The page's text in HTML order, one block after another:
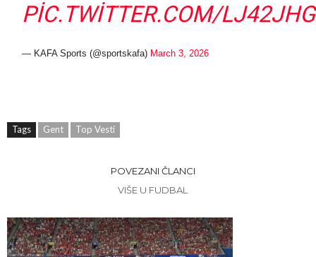
PIC.TWITTER.COM/
— KAFA Sports (@sportskafa) March 3, 2026
Tags Gent Top Vesti
POVEZANI ČLANCI
VIŠE U FUDBAL